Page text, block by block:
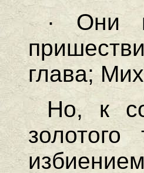
· Они
глава;
Но, к